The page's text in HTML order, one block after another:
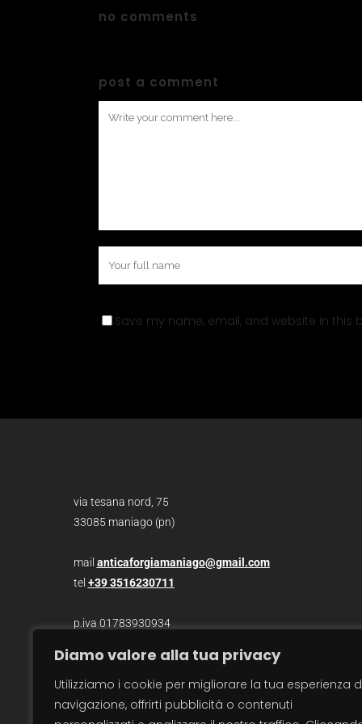
Diamo valore alla tua privacy
Utilizziamo i cookie per migliorare la tua esperienza
navigazione, offrirti pubblicità o contenuti
no comments
post a comment
Save my name, email, and website in this
via tesana nord, 75
33085 maniago (pn)
mail anticaforgiamaniago@gmail.com
tel +39 3516230711
p.iva 01783930934
photo /christian bazzo
photo /roberto zanzot
video /max barbot